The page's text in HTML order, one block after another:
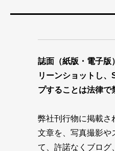
誌面（紙版・電子版
リーンショットし
プすることは法律で
弊社刊行物に掲載さ
文章を、写真撮影や
て、許諾なくブログ